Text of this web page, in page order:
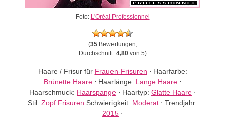
Foto: L'Oréal Professionnel
(35Bewertungen,
Durchschnitt: 4,80von 5)
Haare / Frisur für Frauen-Frisuren ⋅ Haarfarbe:
Brünette Haare ⋅ Haarlänge: Lange Haare ⋅
Haarschmuck: Haarspange ⋅ Haartyp: Glatte Haare ⋅
Stil: Zopf Frisuren Schwierigkeit: Moderat ⋅ Trendjahr:
2015 ⋅